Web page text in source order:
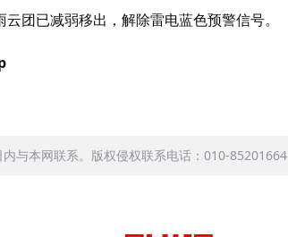
团已减弱移出，解除雷电蓝色预警信号。
与本网联系。版权侵权联系电话：010-85201664